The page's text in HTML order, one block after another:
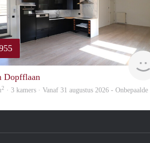
Dopfflaan
2 · 3 kamers · Vanaf 31 augustus 2026 -